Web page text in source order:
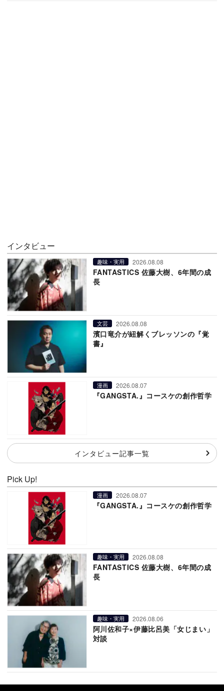
インタビュー
趣味・実用 2026.08.08
FANTASTICS 佐藤大樹、6年間の成
長
文芸 2026.08.08
濱口竜介が紐解くブレッソンの『覚
書』
漫画 2026.08.07
『GANGSTA.』コースケの創作哲学
インタビュー記事一覧
Pick Up!
漫画 2026.08.07
『GANGSTA.』コースケの創作哲学
趣味・実用 2026.08.08
FANTASTICS 佐藤大樹、6年間の成
長
趣味・実用 2026.08.06
阿川佐和子×伊藤比呂美「女じまい」
対談